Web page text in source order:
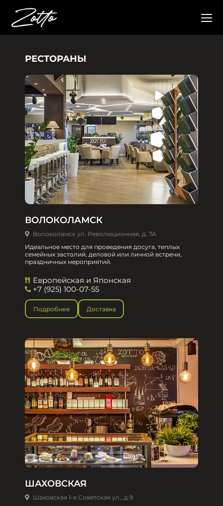
РЕСТОРАНЫ
ВОЛОКОЛАМСК
Волоколамск ул. Революционная, д. 7А
Идеальное место для проведения досуга, теплых
семейных застолий, деловой или личной встречи,
праздничных мероприятий.
Европейская и Японская
+7 (925) 100-07-55
Подробнее Доставка
ШАХОВСКАЯ
Шаховская 1-я Советская ул., д.9